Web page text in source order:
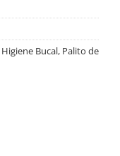
Higiene Bucal, Palito de